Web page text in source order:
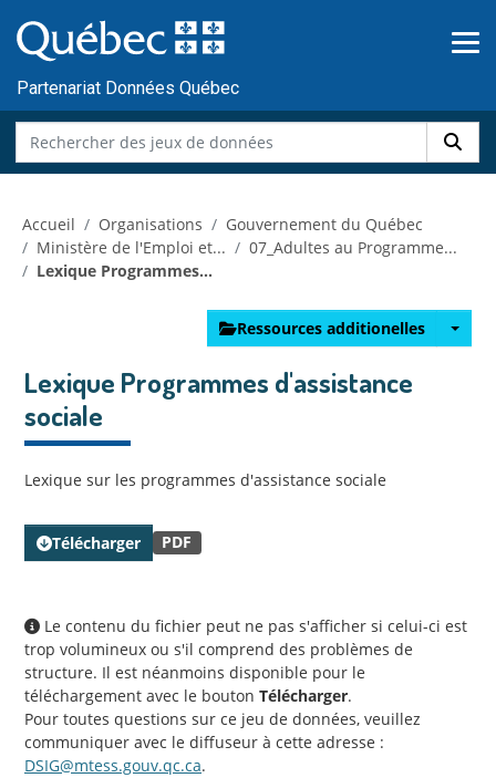
au
contenu
Partenariat Données Québec
Accueil Organisations
Gouvernement du Québec
Ministère de l'Emploi et...
07_Adultes au Programme...
Lexique Programmes...
Ressources additionelles
Lexique Programmes d'assistance
sociale
Lexique sur les programmes d'assistance sociale
Télécharger PDF
Le contenu du fichier peut ne pas s'afficher si celui-ci est
trop volumineux ou s'il comprend des problèmes de
structure. Il est néanmoins disponible pour le
téléchargement avec le bouton Télécharger.
Pour toutes questions sur ce jeu de données, veuillez
communiquer avec le diffuseur à cette adresse :
DSIG@mtess.gouv.qc.ca.